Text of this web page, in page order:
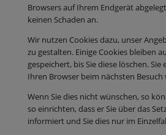
Browsers auf Ihrem Endgerät
keinen Schaden an.
Wir nutzen Cookies dazu, unser
zu gestalten. Einige Cookies bleiben
gespeichert, bis Sie diese löschen. Sie
Ihren Browser beim nächsten
Wenn Sie dies nicht wünschen, so
so einrichten, dass er Sie über das
informiert und Sie dies nur im